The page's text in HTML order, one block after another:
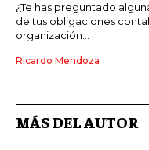
¿Te has preguntado
de tus obligaciones
organización...
Ricardo Mendoza
MÁS DEL AUTOR